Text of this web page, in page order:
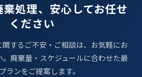
処理、安心してお任せ
ください
するご不安・ご相談は、お気軽にお
廃棄量・スケジュールに合わせた最
ランをご提案します。